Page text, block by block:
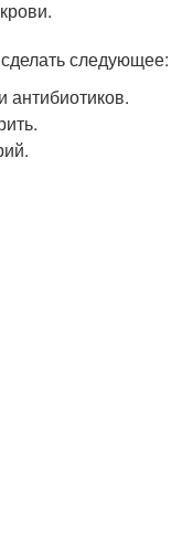
следующее:
антибиотиков.